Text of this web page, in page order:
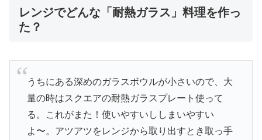
レンジでどんな「耐熱ガラス」料理を作っ
た？
うちにある深めのガラスボウルが小さいので、大
量の時はスクエアの耐熱ガラスプレート使って
る。これがまた！使いやすいししまいやすい
よ〜。アツアツをレンジから取り出すとき取っ手